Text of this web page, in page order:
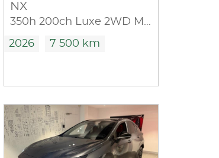
NX
350h 200ch Luxe 2WD MY26
2026 7 500 km